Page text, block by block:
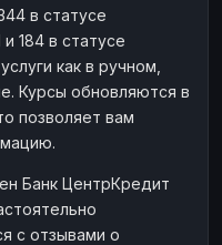
в статусе
184 в статусе
как в ручном,
Курсы обновляются в
позволяет вам
Банк ЦентрКредит
с отзывами о